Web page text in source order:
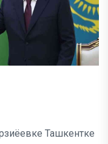
Ташкентке